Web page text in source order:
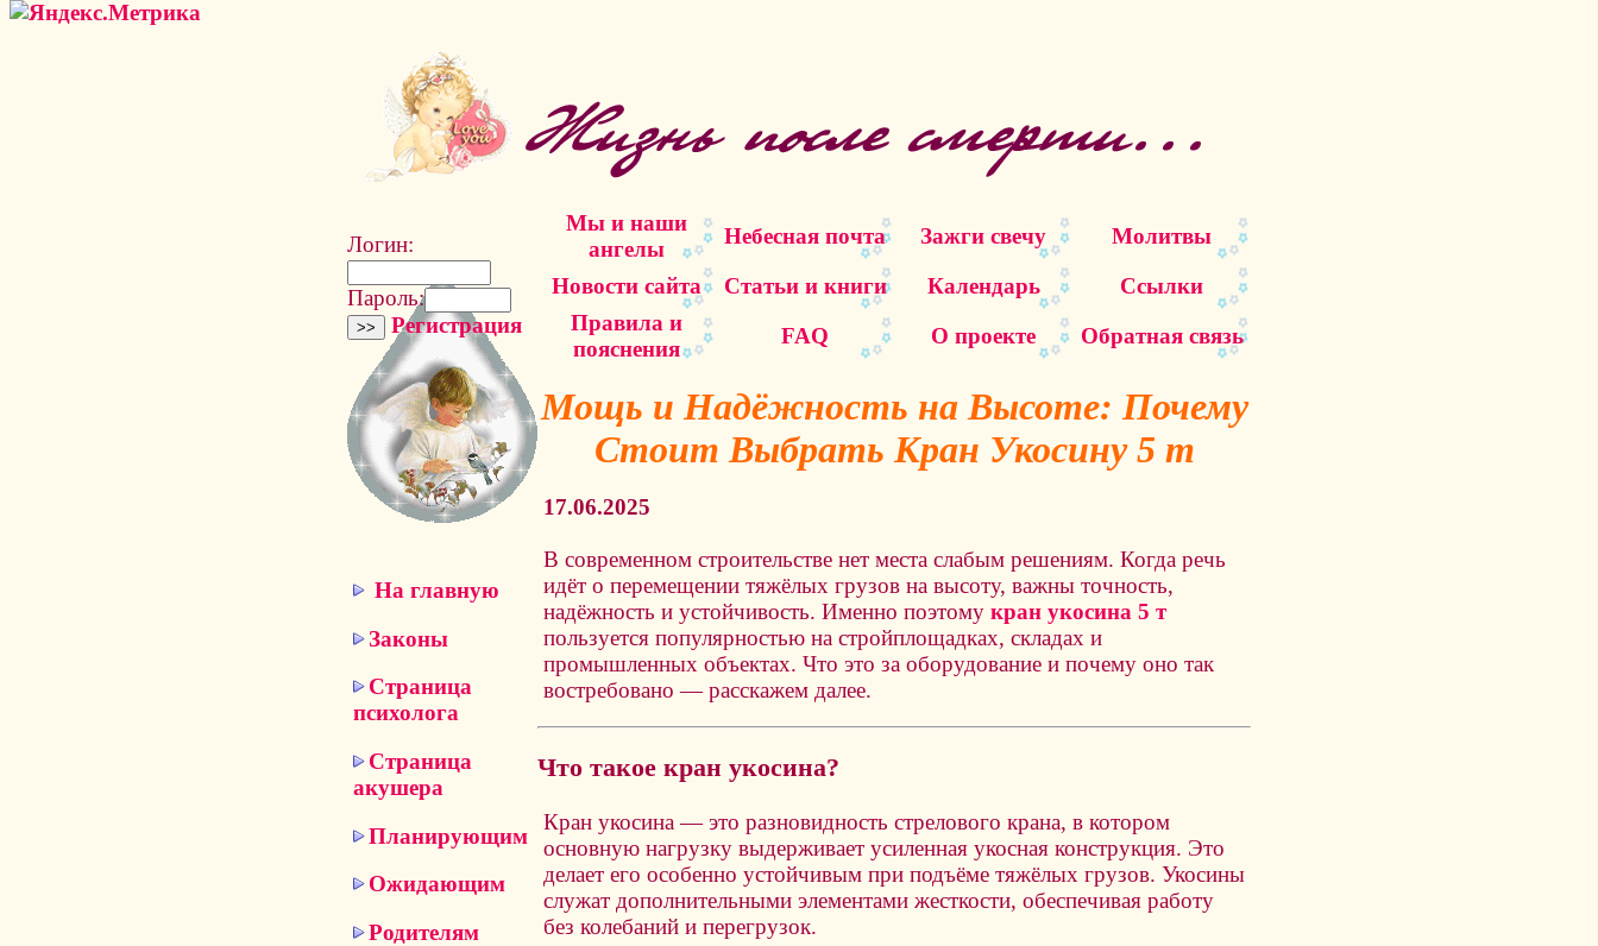
Логин:
Пароль:
Регистрация
Мы и наши
ангелы
Небесная почта Зажги свечу
Молитвы
Новости сайта
Статьи и книги Календарь
Ссылки
Правила и
пояснения
FAQ О проекте Обратная связь
На главную
Законы
Страница
психолога
Страница
акушера
Планирующим
Ожидающим
Родителям
Мощь и Надёжность на Высоте: Почему
Стоит Выбрать Кран Укосину 5 т
17.06.2025
В современном строительстве нет места слабым решениям. Когда речь
идёт о перемещении тяжёлых грузов на высоту, важны точность,
надёжность и устойчивость. Именно поэтому кран укосина 5 т
пользуется популярностью на стройплощадках, складах и
промышленных объектах. Что это за оборудование и почему оно так
востребовано — расскажем далее.
Что такое кран укосина?
Кран укосина — это разновидность стрелового крана, в котором
основную нагрузку выдерживает усиленная укосная конструкция. Это
делает его особенно устойчивым при подъёме тяжёлых грузов. Укосины
служат дополнительными элементами жесткости, обеспечивая работу
без колебаний и перегрузок.